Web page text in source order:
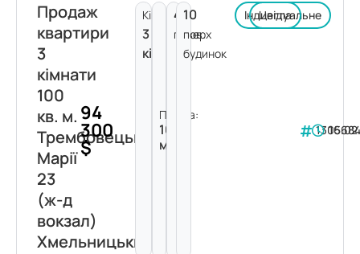
Продаж
квартири
3
кімнати
100
кв. м.
Трембовецької
Марії
23
(ж-д
вокзал)
Хмельницький
94
300
$
Кімнат:
3
кімнати
Площа:
100
м²
4
поверх
10
пов.
будинок
Індивідуальне
Цегла